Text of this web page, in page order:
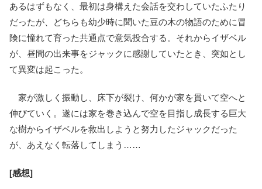
あるはずもなく、最初は身構えた会話を交わしていたふたり
だったが、どちらも幼少時に聞いた豆の木の物語のために冒
険に憧れて育った共通点で意気投合する。それからイザベル
が、昼間の出来事をジャックに感謝していたとき、突如とし
て異変は起こった。
家が激しく振動し、床下が裂け、何かが家を貫いて空へと
伸びていく。遂には家を巻き込んで空を目指し成長する巨大
な樹からイザベルを救出しようと努力したジャックだった
が、あえなく転落してしまう……
[感想]